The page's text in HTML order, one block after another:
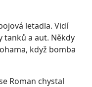
letadla. Vidí
tanků a aut. Někdy
když bomba
Roman chystal